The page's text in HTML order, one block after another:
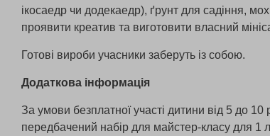
ікосаедр чи додекаедр), ґрунт для садіння,
проявити креатив та виготовити власний
Готові вироби учасники заберуть із собою.
Додаткова інформація
За умови безплатної участі дитини від 5 до 10
передбачений набір для майстер-класу для 1